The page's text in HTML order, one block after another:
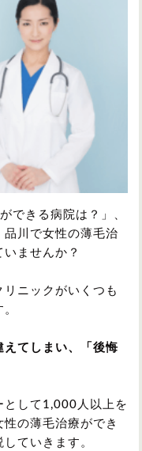
できる病院は？」、
品川で女性の薄毛治
ませんか？
ニックがいくつも
えてしまい、「後悔
として1,000人以上を
の薄毛治療ができ
ていきます。
ふけ
女性の薄毛